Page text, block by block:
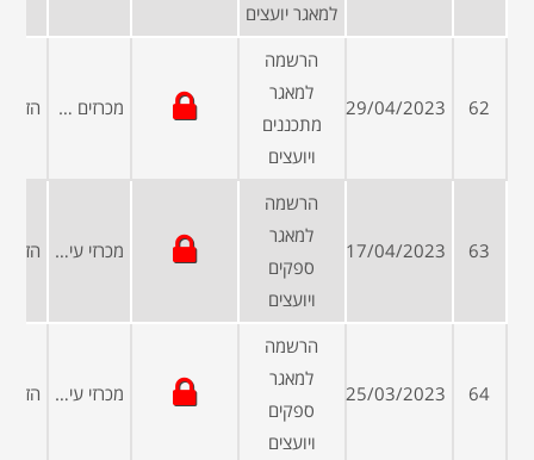
למאגר יועצים
62
29/04/2023
הרשמה
למאגר
מתכננים
ויועצים
מכרזים פומביים
63
17/04/2023
הרשמה
למאגר
ספקים
ויועצים
מכרזי עיריות ומועצות
64
25/03/2023
הרשמה
למאגר
ספקים
ויועצים
מכרזי עיריות ומועצות